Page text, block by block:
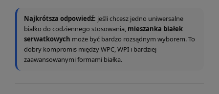
Najkrótsza odpowiedź: jeśli chcesz jedno uniwersalne
białko do codziennego stosowania, mieszanka białek
serwatkowych może być bardzo rozsądnym wyborem. To
dobry kompromis między WPC, WPI i bardziej
zaawansowanymi formami białka.